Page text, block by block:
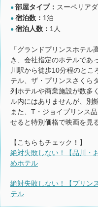
● 部屋タイプ： スーペリア
● 宿泊数： 1泊
● 宿泊人数： 1人
「グランドプリンスホテ
き、会社指定のホテルであ
川駅から徒歩10分程のとこ
テル、ザ・プリンスさくら
列ホテルや商業施設が数多
ル内にはありませんが、別
また、T・ジョイプリンス
せると特別価格で映画を見
【こちらもチェック！】
絶対失敗しない！【品川・
めホテル
絶対失敗しない！【プリン
テル